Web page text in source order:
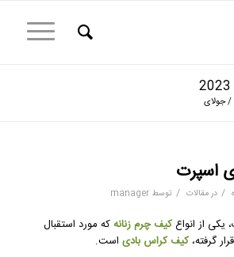
/جولای
اسپرت
/ درمقالات / توسط manager
یکی از انواعکیف چرم زنانهکه مورد استقبال
گرفته،کیف کراس بادیاست.